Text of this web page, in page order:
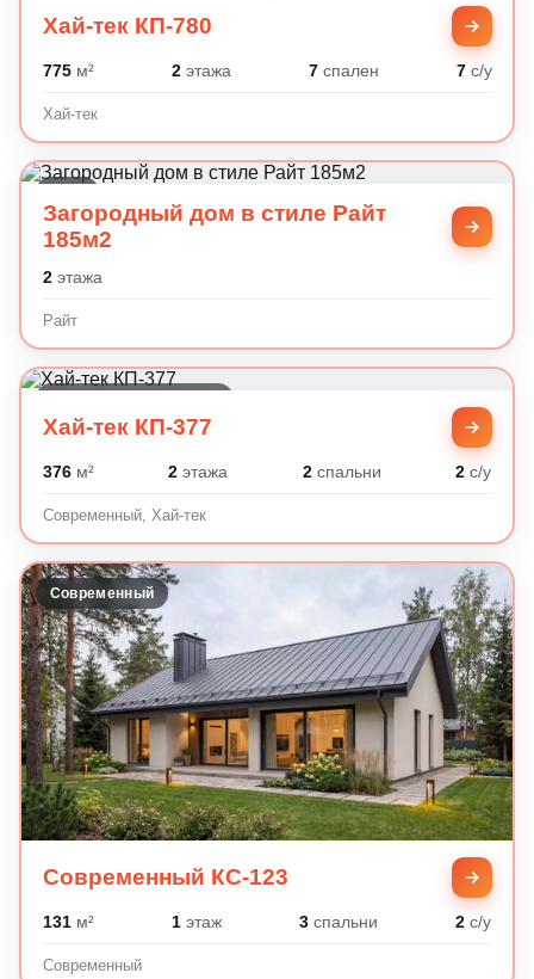
Хай-тек КП-780
775м² 2этажа 7спален 7с/у
Хай-тек
Загородный дом в стиле Райт
185м2
2этажа
Райт
Хай-тек КП-377
376м² 2 этажа 2спальни 2 с/у
Современный, Хай-тек
Современный
Современный КС-123
131м² 1этаж 3 спальни 2 с/у
Современный